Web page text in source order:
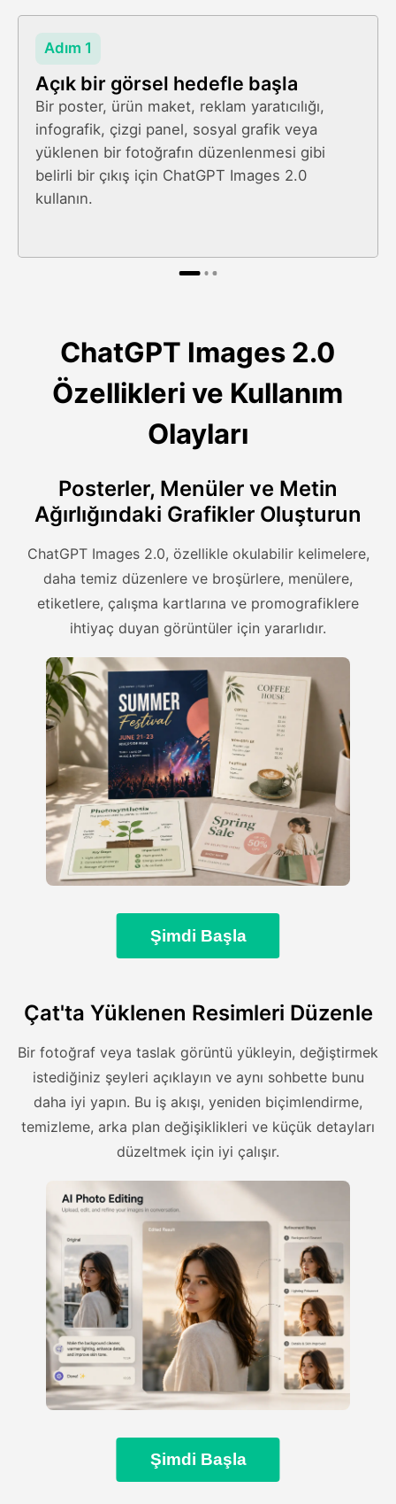
Adım 1
Açık bir görsel hedefle başla
Bir poster, ürün maket, reklam yaratıcılığı,
infografik, çizgi panel, sosyal grafik veya
yüklenen bir fotoğrafın düzenlenmesi gibi
belirli bir çıkış için ChatGPT Images 2.0
kullanın.
ChatGPT Images 2.0
Özellikleri ve Kullanım
Olayları
Posterler, Menüler ve Metin
Ağırlığındaki Grafikler Oluşturun
ChatGPT Images 2.0, özellikle okulabilir kelimelere,
daha temiz düzenlere ve broşürlere, menülere,
etiketlere, çalışma kartlarına ve promografiklere
ihtiyaç duyan görüntüler için yararlıdır.
Şimdi Başla
Çat'ta Yüklenen Resimleri Düzenle
Bir fotoğraf veya taslak görüntü yükleyin, değiştirmek
istediğiniz şeyleri açıklayın ve aynı sohbette bunu
daha iyi yapın. Bu iş akışı, yeniden biçimlendirme,
temizleme, arka plan değişiklikleri ve küçük detayları
düzeltmek için iyi çalışır.
Şimdi Başla